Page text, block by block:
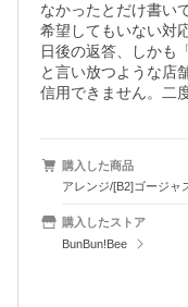
なかったとだけ書い
希望してもいない対
日後の返答、しかも
と言い放つような店舗
購入した商品
アレンジ/[B2]ゴージャ
購入したストア
BunBun!Bee